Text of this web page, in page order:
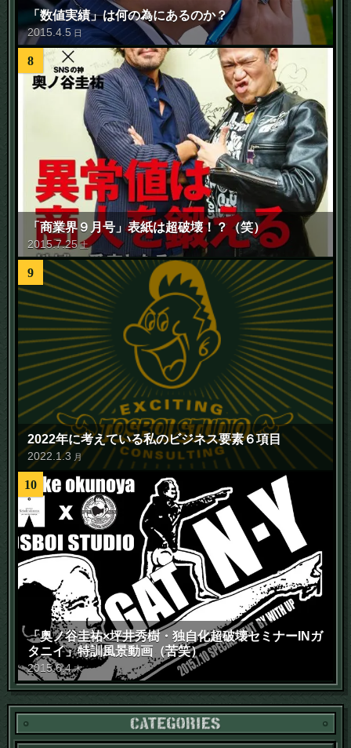
「数値実績」は何の為にあるのか？
2015.4.5 日
8
「商業界９月号」表紙は超破壊！？（笑）
2015.7.25 土
9
2022年に考えている私のビジネス要素６項目
2022.1.3 月
10
「奥ノ谷圭祐×坪井秀樹・独自化超破壊セミナーINガ
タニイ」特訓風景動画（苦笑）
2015.6.4 木